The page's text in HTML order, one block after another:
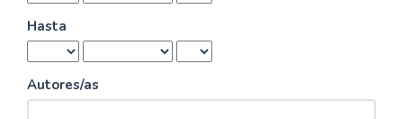
Hasta
Autores/as